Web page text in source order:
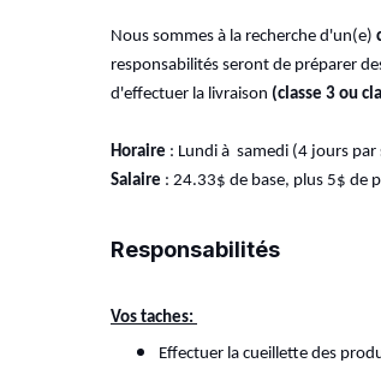
Nous sommes à la recherche d'un(e)
responsabilités seront de préparer
d'effectuer la livraison (classe 3 ou
Horaire : Lundi à samedi (4 jours
Salaire : 24.33$ de base, plus 5$ de
Responsabilités
Vos taches:
Effectuer la cueillette des